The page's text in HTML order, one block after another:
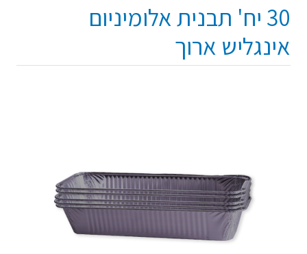
30 יח' תבנית אלומיניום
אינגליש ארוך